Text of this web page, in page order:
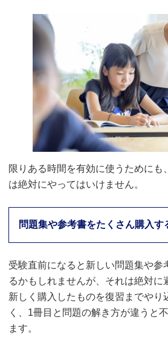
限りある時間を有効に使うためにも
は絶対にやってはいけません。
問題集や参考書をたくさん購入す
受験直前になると新しい問題集や参
るかもしれませんが、それは絶対に
新しく購入したものを復習までやり
く、1冊目と問題の解き方が違うと
ます。